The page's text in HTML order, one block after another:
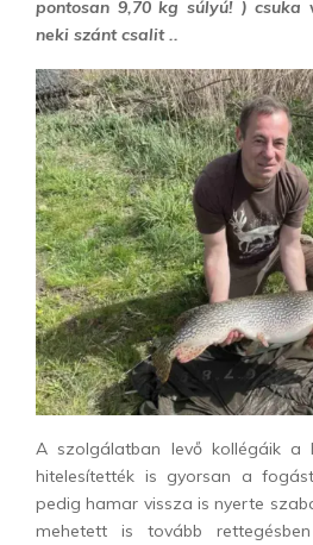
pontosan 9,70 kg súlyú! )
neki szánt csalit ..
A szolgálatban levő kollégáik a
hitelesítették is gyorsan a
pedig hamar vissza is nyerte
mehetett is tovább